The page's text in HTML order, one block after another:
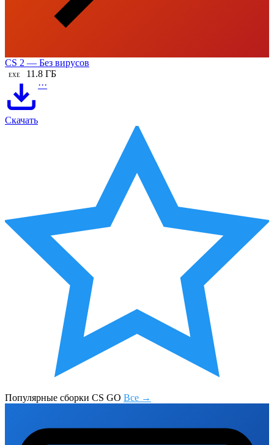
CS 2 — Без вирусов
EXE 11.8 ГБ
Скачать
···
Популярные сборки CS GO Все →